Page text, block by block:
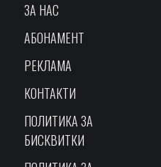
ЗА НАС
АБОНАМЕНТ
РЕКЛАМА
КОНТАКТИ
ПОЛИТИКА ЗА
БИСКВИТКИ